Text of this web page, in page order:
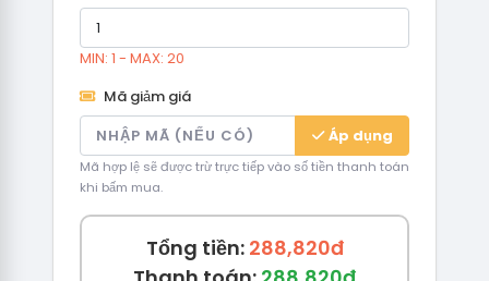
MIN: 1 - MAX: 20
Mã giảm giá
Áp dụng
Mã hợp lệ sẽ được trừ trực tiếp vào số tiền thanh toán
khi bấm mua.
Tổng tiền: 288,820đ